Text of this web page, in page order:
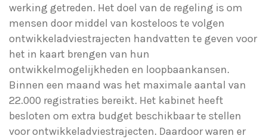
werking getreden. Het doel van de regeling is om
mensen door middel van kosteloos te volgen
ontwikkeladviestrajecten handvatten te geven voor
het in kaart brengen van hun
ontwikkelmogelijkheden en loopbaankansen.
Binnen een maand was het maximale aantal van
22.000 registraties bereikt. Het kabinet heeft
besloten om extra budget beschikbaar te stellen
voor ontwikkeladviestrajecten. Daardoor waren er